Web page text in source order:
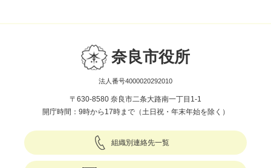
奈良市役所
法人番号4000020292010
〒630-8580 奈良市二条大路南一丁目1-1
開庁時間：9時から17時まで（土日祝・年末年始を除く）
組織別連絡先一覧